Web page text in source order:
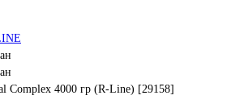
Complex 4000 гр (R-Line) [29158]